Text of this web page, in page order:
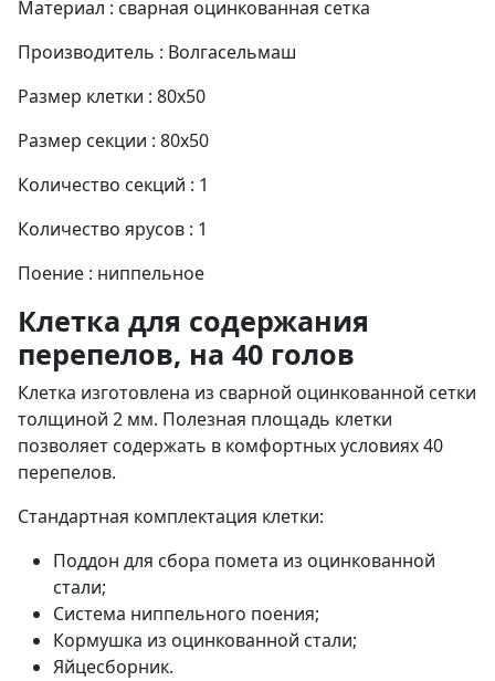
Материал : сварная оцинкованная сетка
Производитель : Волгасельмаш
Размер клетки : 80x50
Размер секции : 80x50
Количество секций : 1
Количество ярусов : 1
Поение : ниппельное
Клетка для содержания
перепелов, на 40 голов
Клетка изготовлена из сварной оцинкованной сетки
толщиной 2 мм. Полезная площадь клетки
позволяет содержать в комфортных условиях 40
перепелов.
Стандартная комплектация клетки:
Поддон для сбора помета из оцинкованной
стали;
Система ниппельного поения;
Кормушка из оцинкованной стали;
Яйцесборник.